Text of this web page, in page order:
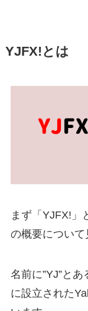
YJFX!とは
まず「YJFX!」
の概要について
名前に”YJ”と
に設立された